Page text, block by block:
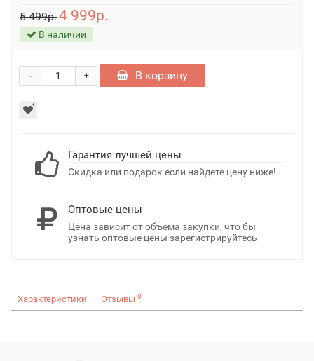
5 499р.4 999р.
В наличии
+
- В корзину
Гарантия лучшей цены
Скидка или подарок если найдете цену ниже!
Оптовые цены
Цена зависит от объема закупки, что бы
узнать оптовые цены зарегистрируйтесь
Характеристики Отзывы 0